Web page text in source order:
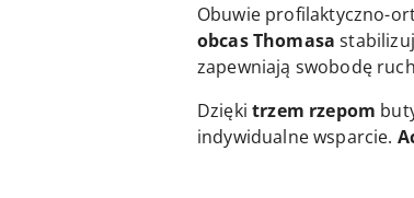
Obuwie profilaktyczno-
obcas Thomasa
zapewniają swobodę
Dziękitrzem rzepom
indywidualne wsparcie.